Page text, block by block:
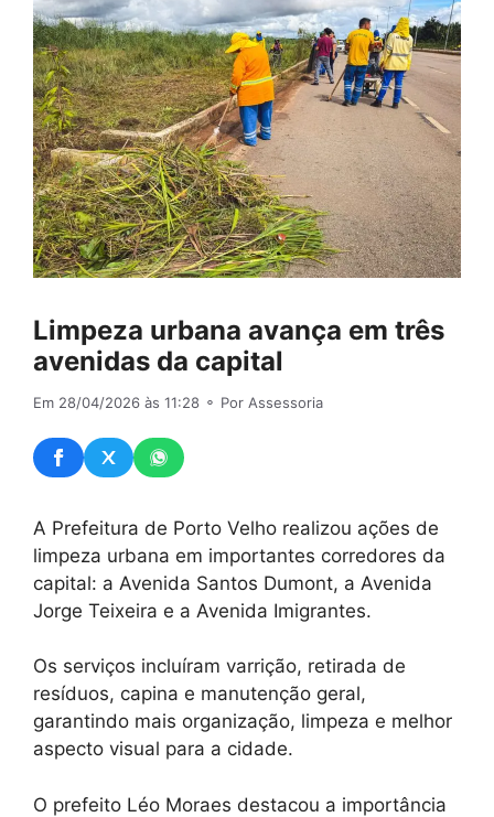
Limpeza urbana avança em três
avenidas da capital
Em 28/04/2026 às 11:28 ⚬ Por Assessoria
A Prefeitura de Porto Velho realizou ações de
limpeza urbana em importantes corredores da
capital: a Avenida Santos Dumont, a Avenida
Jorge Teixeira e a Avenida Imigrantes.
Os serviços incluíram varrição, retirada de
resíduos, capina e manutenção geral,
garantindo mais organização, limpeza e melhor
aspecto visual para a cidade.
O prefeito Léo Moraes destacou a importância